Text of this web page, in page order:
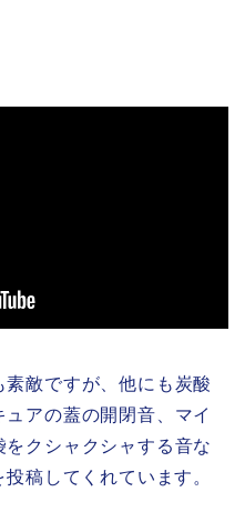
敵ですが、他にも炭酸
アの蓋の開閉音、マイ
クシャクシャする音な
稿してくれています。